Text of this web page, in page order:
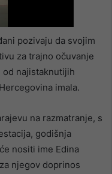
pozivaju da svojim
za trajno očuvanje
od najistaknutijih
imala.
na razmatranje, s
godišnja
nositi ime Edina
njegov doprinos